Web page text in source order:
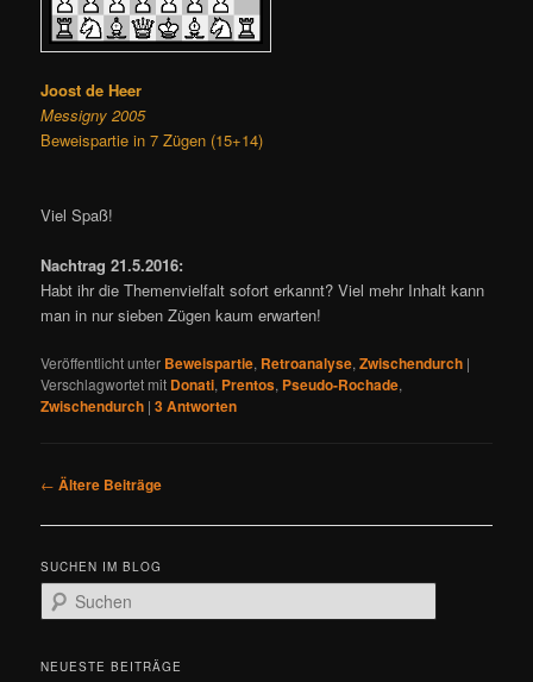
Joost de Heer
Messigny 2005
Beweispartie in 7 Zügen (15+14)
Viel Spaß!
Nachtrag 21.5.2016:
Habt ihr die Themenvielfalt sofort erkannt? Viel mehr Inhalt kann
man in nur sieben Zügen kaum erwarten!
Veröffentlicht unter Beweispartie, Retroanalyse,Zwischendurch |
Verschlagwortet mit Donati, Prentos, Pseudo-Rochade,
Zwischendurch |3Antworten
B
i
r
← Ältere Beiträge
SUCHEN IM BLOG
u
h
NEUESTE BEITRÄGE